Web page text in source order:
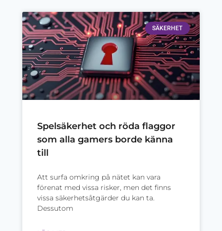
SÄKERHET
Spelsäkerhet och röda flaggor
som alla gamers borde känna
till
Att surfa omkring på nätet kan vara
förenat med vissa risker, men det finns
vissa säkerhetsåtgärder du kan ta.
Dessutom